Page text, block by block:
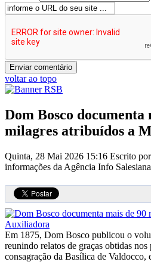
voltar ao topo
Dom Bosco documenta
milagres atribuídos a
Quinta, 28 Mai 2026 15:16 Escrito
informações da Agência Info Salesiana
Em 1875, Dom Bosco publicou o
reunindo relatos de graças obtidas nos
consagração da Basílica de Valdocco,